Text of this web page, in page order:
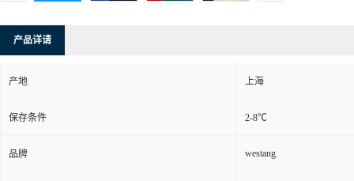
产品详请
产地 上海
保存条件 2-8℃
品牌 westang